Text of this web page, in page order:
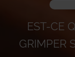
EST-CE
GRIMPER